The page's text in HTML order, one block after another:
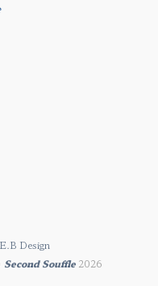
E.B Design
Second Souffle2026